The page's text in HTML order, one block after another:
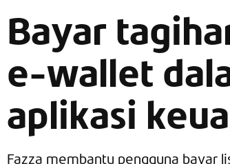
Bayar
e-wallet
aplikasi
Fazza membantu pengguna bayar